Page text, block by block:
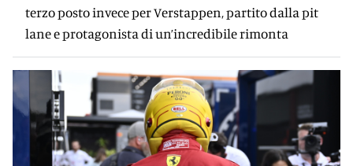
terzo posto invece per Verstappen, partito dalla pit
lane e protagonista di un’incredibile rimonta